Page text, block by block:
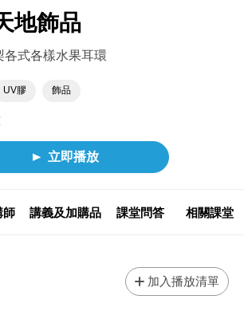
地飾品
式各樣水果耳環
UV膠 飾品
立即播放
師 講義及加購品 課堂問答 相關課堂
加入播放清單